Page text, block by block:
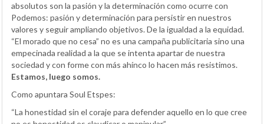
absolutos son la pasión y la determinación como ocurre con
Podemos: pasión y determinación para persistir en nuestros
valores y seguir ampliando objetivos. De la igualdad a la equidad.
“El morado que no cesa” no es una campaña publicitaria sino una
empecinada realidad a la que se intenta apartar de nuestra
sociedad y con forme con más ahínco lo hacen más resistimos.
Estamos, luego somos.
Como apuntara Soul Etspes:
“La honestidad sin el coraje para defender aquello en lo que cree